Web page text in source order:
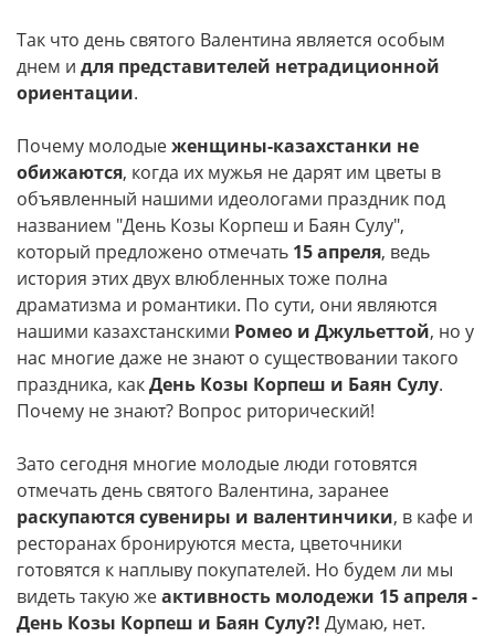
Так что день святого Валентина является особым
днем и для представителей нетрадиционной
ориентации.
Почему молодыеженщины-казахстанки не
обижаются, когда их мужья не дарят им цветы в
объявленный нашими идеологами праздник под
названием "День Козы Корпеш и Баян Сулу",
который предложено отмечать 15 апреля, ведь
история этих двух влюбленных тоже полна
драматизма и романтики. По сути, они являются
нашими казахстанскими Ромео и Джульеттой, но у
нас многие даже не знают о существовании такого
праздника, какДень Козы Корпеш и Баян Сулу.
Почему не знают? Вопрос риторический!
Зато сегодня многие молодые люди готовятся
отмечать день святого Валентина, заранее
раскупаются сувениры и валентинчики, в кафе и
ресторанах бронируются места, цветочники
готовятся к наплыву покупателей. Но будем ли мы
видеть такую жеактивность молодежи 15 апреля -
День Козы Корпеш и Баян Сулу?! Думаю, нет.